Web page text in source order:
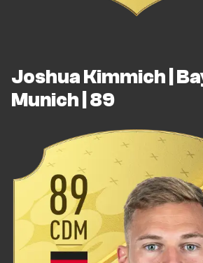
Joshua Kimmich |
Munich | 89